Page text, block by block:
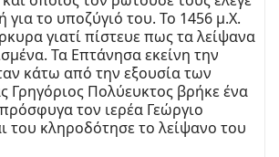
για το υποζύγιό του. Το 1456 μ.Χ.
γιατί πίστευε πως τα λείψανα
Τα Επτάνησα εκείνη την
κάτω από την εξουσία των
Γρηγόριος Πολύευκτος βρήκε ένα
τον ιερέα Γεώργιο
του κληροδότησε το λείψανο του